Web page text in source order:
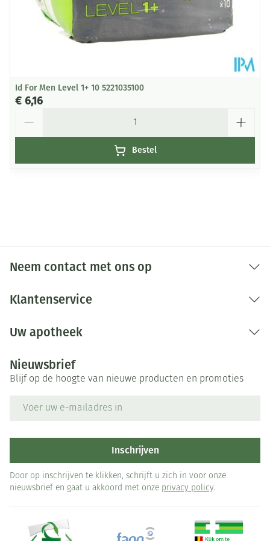
Id For Men Level 1+ 10 5221035100
€ 6,16
Bestel
Neem contact met ons op
Klantenservice
Uw apotheek
Nieuwsbrief
Blijf op de hoogte van nieuwe producten en promoties
Inschrijven
Door op inschrijven te klikken, schrijft u zich in voor onze
nieuwsbrief en gaat u akkoord met onze privacy policy.